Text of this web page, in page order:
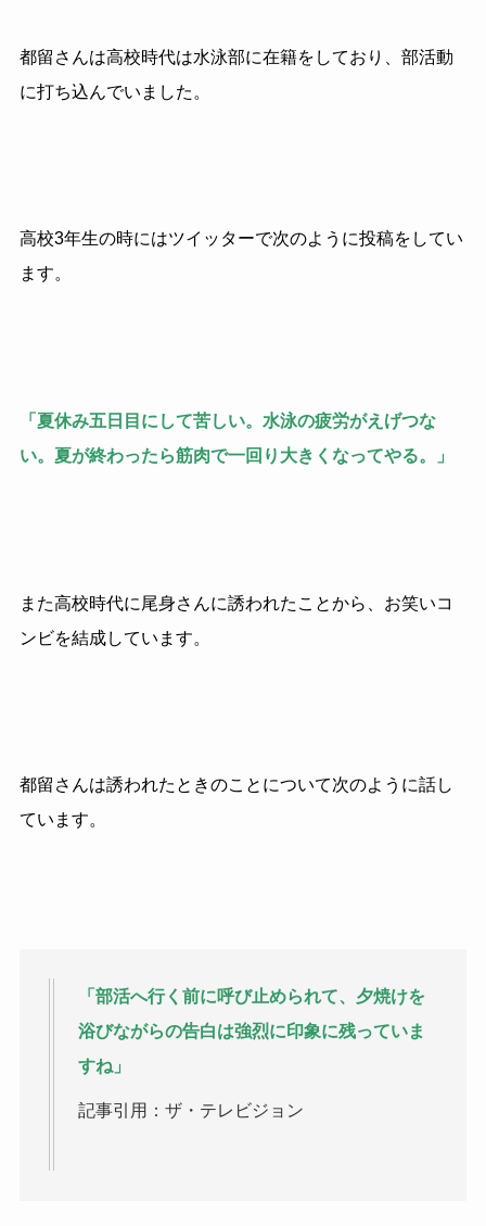
都留さんは高校時代は水泳部に在籍をしており、部活動
に打ち込んでいました。
高校3年生の時にはツイッターで次のように投稿をしてい
ます。
「夏休み五日目にして苦しい。水泳の疲労がえげつな
い。夏が終わったら筋肉で一回り大きくなってやる。」
また高校時代に尾身さんに誘われたことから、お笑いコ
ンビを結成しています。
都留さんは誘われたときのことについて次のように話し
ています。
「部活へ行く前に呼び止められて、夕焼けを
浴びながらの告白は強烈に印象に残っていま
すね」
記事引用：ザ・テレビジョン